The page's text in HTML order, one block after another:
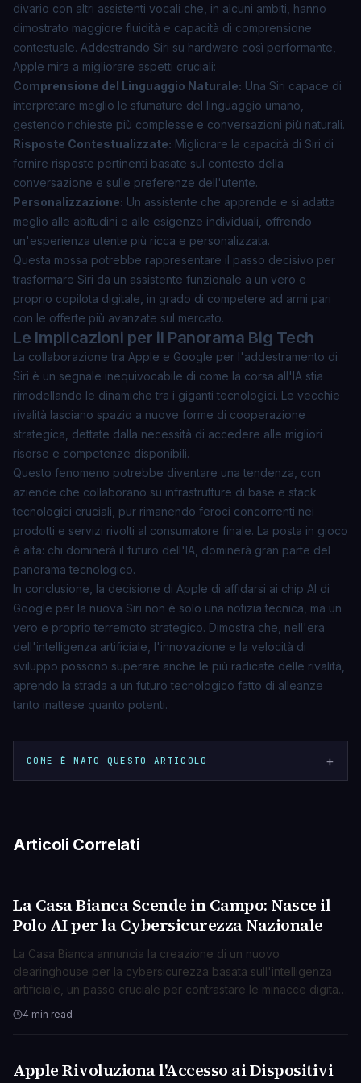
divario con altri assistenti vocali che, in alcuni ambiti, hanno
dimostrato maggiore fluidità e capacità di comprensione
contestuale. Addestrando Siri su hardware così performante,
Apple mira a migliorare aspetti cruciali:
Comprensione del Linguaggio Naturale: Una Siri capace di
interpretare meglio le sfumature del linguaggio umano,
gestendo richieste più complesse e conversazioni più naturali.
Risposte Contestualizzate: Migliorare la capacità di Siri di
fornire risposte pertinenti basate sul contesto della
conversazione e sulle preferenze dell'utente.
Personalizzazione: Un assistente che apprende e si adatta
meglio alle abitudini e alle esigenze individuali, offrendo
un'esperienza utente più ricca e personalizzata.
Questa mossa potrebbe rappresentare il passo decisivo per
trasformare Siri da un assistente funzionale a un vero e
proprio copilota digitale, in grado di competere ad armi pari
con le offerte più avanzate sul mercato.
Le Implicazioni per il Panorama Big Tech
La collaborazione tra Apple e Google per l'addestramento di
Siri è un segnale inequivocabile di come la corsa all'IA stia
rimodellando le dinamiche tra i giganti tecnologici. Le vecchie
rivalità lasciano spazio a nuove forme di cooperazione
strategica, dettate dalla necessità di accedere alle migliori
risorse e competenze disponibili.
Questo fenomeno potrebbe diventare una tendenza, con
aziende che collaborano su infrastrutture di base e stack
tecnologici cruciali, pur rimanendo feroci concorrenti nei
prodotti e servizi rivolti al consumatore finale. La posta in gioco
è alta: chi dominerà il futuro dell'IA, dominerà gran parte del
panorama tecnologico.
In conclusione, la decisione di Apple di affidarsi ai chip AI di
Google per la nuova Siri non è solo una notizia tecnica, ma un
vero e proprio terremoto strategico. Dimostra che, nell'era
dell'intelligenza artificiale, l'innovazione e la velocità di
sviluppo possono superare anche le più radicate delle rivalità,
aprendo la strada a un futuro tecnologico fatto di alleanze
tanto inattese quanto potenti.
COME È NATO QUESTO ARTICOLO +
Articoli Correlati
TECNOLOGIA
La Casa Bianca Scende in Campo: Nasce il
Polo AI per la Cybersicurezza Nazionale
La Casa Bianca annuncia la creazione di un nuovo
clearinghouse per la cybersicurezza basata sull'intelligenza
artificiale, un passo cruciale per contrastare le minacce digitali
emergenti.
4 min read
TECNOLOGIA
Apple Rivoluziona l'Accesso ai Dispositivi